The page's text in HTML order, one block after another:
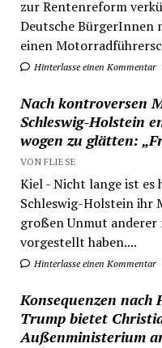
zur Rentenreform
Deutsche BürgerInnen
einen
Hinterlasse einen Kommentar
Nach kontroversen
Schleswig-Holstein
wogen zu glätten:
VON FLIESE
Kiel - Nicht lange ist es
Schleswig-Holstein ihr
großen Unmut anderer
vorgestellt haben....
Hinterlasse einen Kommentar
Konsequenzen nach
Trump bietet
Außenministerium